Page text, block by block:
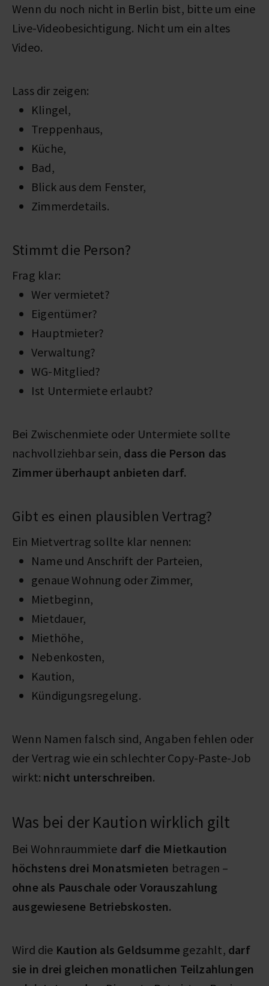
Wenn du noch nicht in Berlin bist, bitte um eine
Live-Videobesichtigung. Nicht um ein altes
Video.
Lass dir zeigen:
Klingel,
Treppenhaus,
Küche,
Bad,
Blick aus dem Fenster,
Zimmerdetails.
Stimmt die Person?
Frag klar:
Wer vermietet?
Eigentümer?
Hauptmieter?
Verwaltung?
WG-Mitglied?
Ist Untermiete erlaubt?
Bei Zwischenmiete oder Untermiete sollte
nachvollziehbar sein, dass die Person das
Zimmer überhaupt anbieten darf.
Gibt es einen plausiblen Vertrag?
Ein Mietvertrag sollte klar nennen:
Name und Anschrift der Parteien,
genaue Wohnung oder Zimmer,
Mietbeginn,
Mietdauer,
Miethöhe,
Nebenkosten,
Kaution,
Kündigungsregelung.
Wenn Namen falsch sind, Angaben fehlen oder
der Vertrag wie ein schlechter Copy-Paste-Job
wirkt: nicht unterschreiben.
Was bei der Kaution wirklich gilt
Bei Wohnraummiete darf die Mietkaution
höchstens drei Monatsmieten betragen –
ohne als Pauschale oder Vorauszahlung
ausgewiesene Betriebskosten.
Wird die Kaution als Geldsumme gezahlt, darf
sie in drei gleichen monatlichen Teilzahlungen